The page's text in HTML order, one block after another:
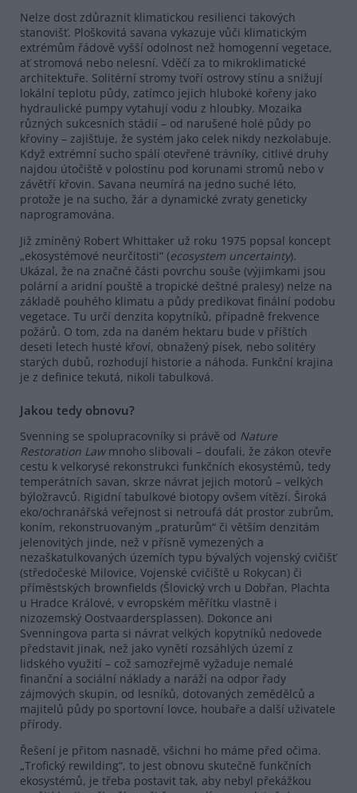
Nelze dost zdůraznit klimatickou resilienci takových
stanovišť. Ploškovitá savana vykazuje vůči klimatickým
extrémům řádově vyšší odolnost než homogenní vegetace,
ať stromová nebo nelesní. Vděčí za to mikroklimatické
architektuře. Solitérní stromy tvoří ostrovy stínu a snižují
lokální teplotu půdy, zatímco jejich hluboké kořeny jako
hydraulické pumpy vytahují vodu z hloubky. Mozaika
různých sukcesních stádií – od narušené holé půdy po
křoviny – zajišťuje, že systém jako celek nikdy nezkolabuje.
Když extrémní sucho spálí otevřené trávníky, citlivé druhy
najdou útočiště v polostínu pod korunami stromů nebo v
závětří křovin. Savana neumírá na jedno suché léto,
protože je na sucho, žár a dynamické zvraty geneticky
naprogramována.
Již zmíněný Robert Whittaker už roku 1975 popsal koncept
„ekosystémové neurčitosti“ (ecosystem uncertainty).
Ukázal, že na značné části povrchu souše (výjimkami jsou
polární a aridní pouště a tropické deštné pralesy) nelze na
základě pouhého klimatu a půdy predikovat finální podobu
vegetace. Tu určí denzita kopytníků, případně frekvence
požárů. O tom, zda na daném hektaru bude v příštích
deseti letech husté křoví, obnažený písek, nebo solitéry
starých dubů, rozhodují historie a náhoda. Funkční krajina
je z definice tekutá, nikoli tabulková.
Jakou tedy obnovu?
Svenning se spolupracovníky si právě od Nature
Restoration Lawmnoho slibovali – doufali, že zákon otevře
cestu k velkorysé rekonstrukci funkčních ekosystémů, tedy
temperátních savan, skrze návrat jejich motorů – velkých
býložravců. Rigidní tabulkové biotopy ovšem vítězí. Široká
eko/ochranářská veřejnost si netroufá dát prostor zubrům,
koním, rekonstruovaným „praturům“ či větším denzitám
jelenovitých jinde, než v přísně vymezených a
nezaškatulkovaných územích typu bývalých vojenský cvičišť
(středočeské Milovice, Vojenské cvičiště u Rokycan) či
příměstských brownfields (Šlovický vrch u Dobřan, Plachta
u Hradce Králové, v evropském měřítku vlastně i
nizozemský Oostvaardersplassen). Dokonce ani
Svenningova parta si návrat velkých kopytníků nedovede
představit jinak, než jako vynětí rozsáhlých území z
lidského využití – což samozřejmě vyžaduje nemalé
finanční a sociální náklady a naráží na odpor řady
zájmových skupin, od lesníků, dotovaných zemědělců a
majitelů půdy po sportovní lovce, houbaře a další uživatele
přírody.
Řešení je přitom nasnadě, všichni ho máme před očima.
„Trofický rewilding“, to jest obnovu skutečně funkčních
ekosystémů, je třeba postavit tak, aby nebyl překážkou